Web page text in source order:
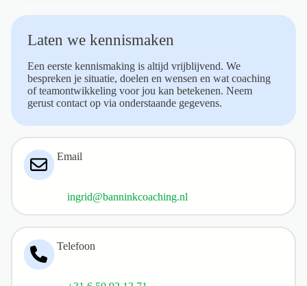
Laten we kennismaken
Een eerste kennismaking is altijd vrijblijvend. We
bespreken je situatie, doelen en wensen en wat coaching
of teamontwikkeling voor jou kan betekenen. Neem
gerust contact op via onderstaande gegevens.
Email
ingrid@banninkcoaching.nl
Telefoon